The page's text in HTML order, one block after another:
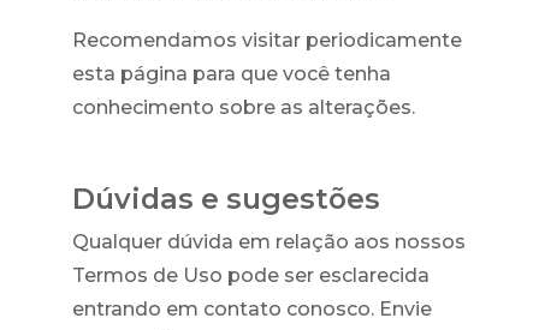
Recomendamos visitar periodicamente
esta página para que você tenha
conhecimento sobre as alterações.
Dúvidas e sugestões
Qualquer dúvida em relação aos nossos
Termos de Uso pode ser esclarecida
entrando em contato conosco. Envie